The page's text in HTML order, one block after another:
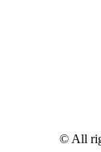
© All